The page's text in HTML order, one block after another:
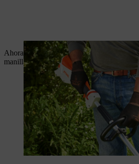
Ahora empuja el gatillo de desbloqueo con
manillar cerrado y sujétalo.